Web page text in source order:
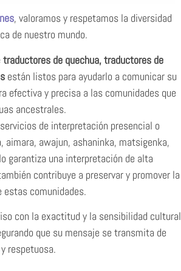
, valoramos y respetamos la diversidad
de nuestro mundo.
traductores de quechua, traductores de
están listos para ayudarlo a comunicar su
efectiva y precisa a las comunidades que
ancestrales.
de interpretación presencial o
aimara, awajun, ashaninka, matsigenka,
garantiza una interpretación de alta
contribuye a preservar y promover la
estas comunidades.
con la exactitud y la sensibilidad cultural
que su mensaje se transmita de
respetuosa.